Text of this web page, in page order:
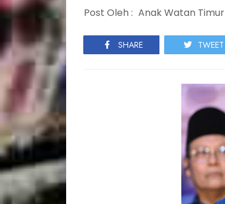
Post Oleh : Anak Watan Timur
SHARE TWEET